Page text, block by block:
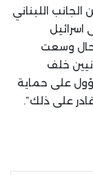
من الجانب اللبناني
اسرائيل
القرار 1701، وفي حال وسعت
خلف
على حماية
على ذلك”.